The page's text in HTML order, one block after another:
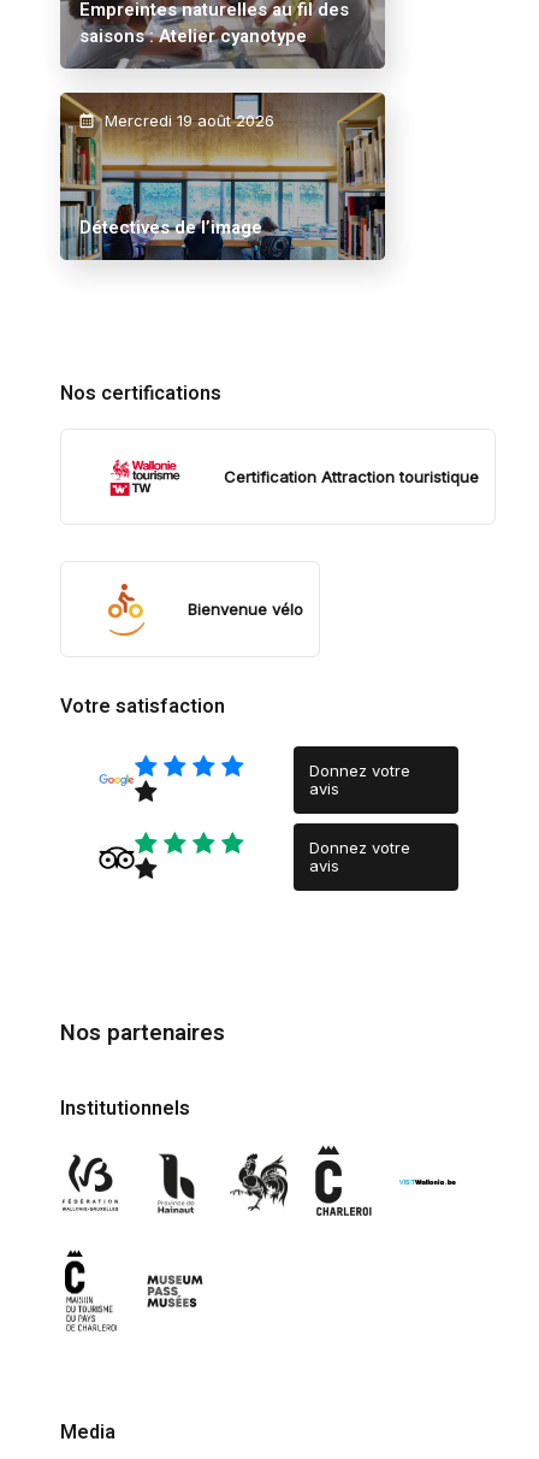
Empreintes naturelles au fil des
saisons : Atelier cyanotype
Mercredi 19 août 2026
Détectives de l’image
Nos certifications
Certification Attraction touristique
Bienvenue vélo
Votre satisfaction
Donnez votre
avis
Donnez votre
avis
Nos partenaires
Institutionnels
Media